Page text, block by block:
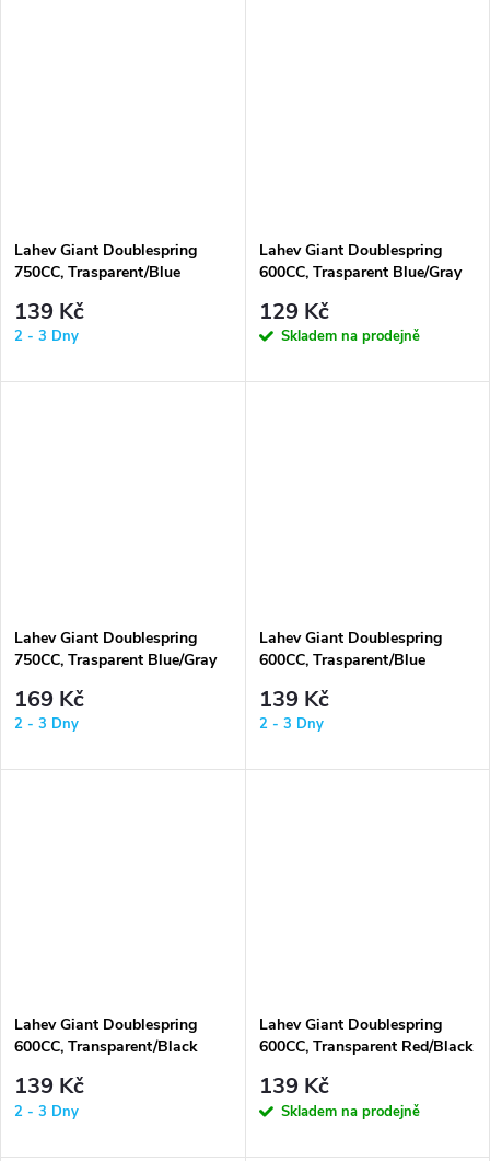
Lahev Giant Doublespring
750CC, Trasparent/Blue
139 Kč
2 - 3 Dny
Lahev Giant Doublespring
600CC, Trasparent Blue/Gray
129 Kč
Skladem na prodejně
Lahev Giant Doublespring
750CC, Trasparent Blue/Gray
169 Kč
2 - 3 Dny
Lahev Giant Doublespring
600CC, Trasparent/Blue
139 Kč
2 - 3 Dny
Lahev Giant Doublespring
600CC, Transparent/Black
139 Kč
2 - 3 Dny
Lahev Giant Doublespring
600CC, Transparent Red/Black
139 Kč
Skladem na prodejně